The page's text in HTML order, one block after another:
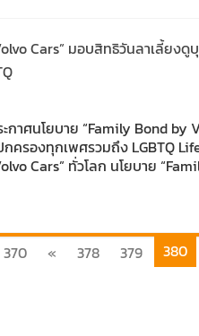
Cars” มอบสิทธิวันลาเลี้ยง
กาศนโยบาย “Family Bond by
รองทุกเพศรวมถึง LGBTQ
Cars” ทั่วโลก นโยบาย
370 « 378 379 380